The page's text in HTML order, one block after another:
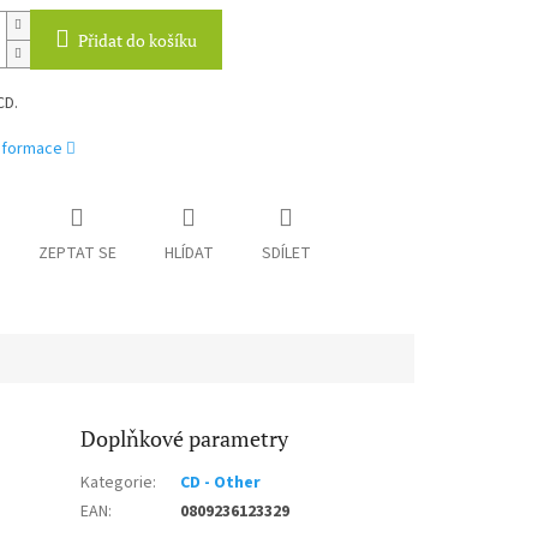
Přidat do košíku
ZEPTAT SE HLÍDAT SDÍLET
Doplňkové parametry
Kategorie:
CD - Other
EAN: 0809236123329